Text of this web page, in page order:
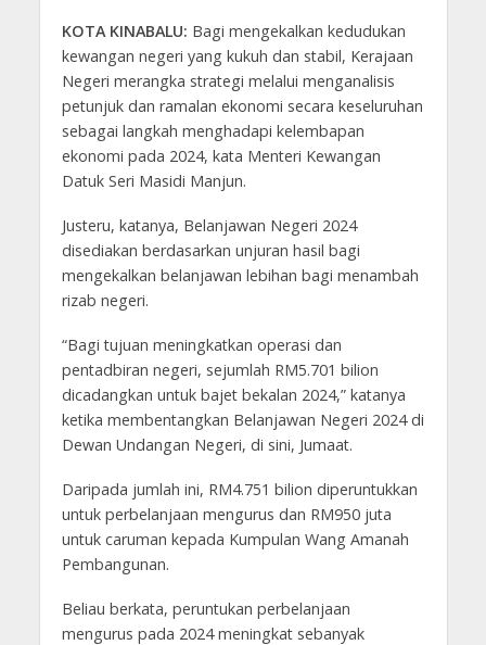
KOTA KINABALU: Bagi mengekalkan kedudukan
kewangan negeri yang kukuh dan stabil, Kerajaan
Negeri merangka strategi melalui menganalisis
petunjuk dan ramalan ekonomi secara keseluruhan
sebagai langkah menghadapi kelembapan
ekonomi pada 2024, kata Menteri Kewangan
Datuk Seri Masidi Manjun.
Justeru, katanya, Belanjawan Negeri 2024
disediakan berdasarkan unjuran hasil bagi
mengekalkan belanjawan lebihan bagi menambah
rizab negeri.
“Bagi tujuan meningkatkan operasi dan
pentadbiran negeri, sejumlah RM5.701 bilion
dicadangkan untuk bajet bekalan 2024,” katanya
ketika membentangkan Belanjawan Negeri 2024 di
Dewan Undangan Negeri, di sini, Jumaat.
Daripada jumlah ini, RM4.751 bilion diperuntukkan
untuk perbelanjaan mengurus dan RM950 juta
untuk caruman kepada Kumpulan Wang Amanah
Pembangunan.
Beliau berkata, peruntukan perbelanjaan
mengurus pada 2024 meningkat sebanyak